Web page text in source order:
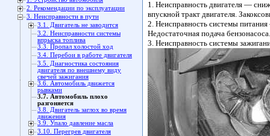
2. Рекомендации по эксплуатации
3. Неисправности в пути
3.1. Двигатель не заводится
3.2. Неисправности системы
впрыска топлива
3.3. Пропал холостой ход
3.4. Перебои в работе двигателя
3.5. Диагностика состояния
двигателя по внешнему виду
свечей зажигания
3.6. Автомобиль движется
рывками
3.7. Автомобиль плохо
разгоняется
3.8. Двигатель заглох во время
движения
3.9. Упало давление масла
3.10. Перегрев двигателя
1. Неисправность двигателя —
впускной тракт двигателя.
2. Неисправность системы
Недостаточная подача
3. Неисправность системы